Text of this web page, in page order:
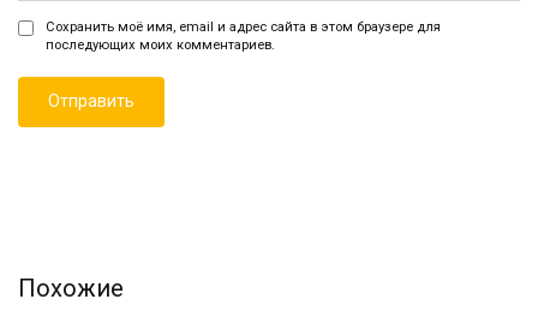
Сохранить моё имя, email и адрес сайта в этом браузере для
последующих моих комментариев.
Похожие